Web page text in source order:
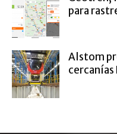
para
Alstom
cercanías